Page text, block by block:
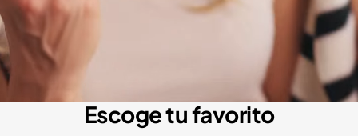
Escoge tu favorito